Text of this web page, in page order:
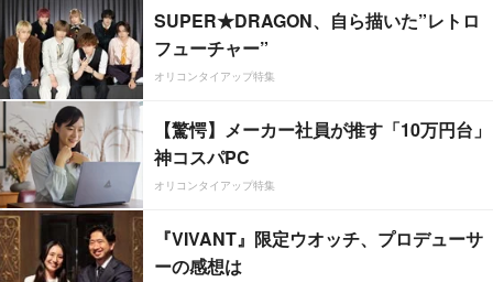
SUPER★DRAGON、自ら描いた”レトロ
フューチャー”
オリコンタイアップ特集
【驚愕】メーカー社員が推す「10万円台」
神コスパPC
オリコンタイアップ特集
『VIVANT』限定ウオッチ、プロデューサ
ーの感想は